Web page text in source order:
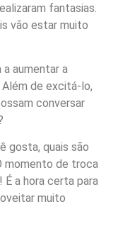
fantasias.
vão estar muito
aumentar a
de excitá-lo,
conversar
gosta, quais são
momento de troca
a hora certa para
muito